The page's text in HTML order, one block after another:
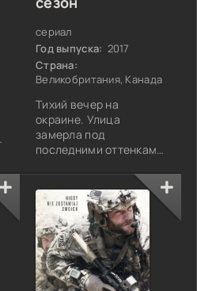
сериал
Год выпуска: 2017
Страна:
Великобритания, Канада
Тихий вечер на
окраине. Улица
замерла под
последними оттенками
Одиннадцатилетний
Джейкоб, лениво
пинающий камешки,
замечает, как
соседская старушка
бросает на него
загадочный взгляд.
Через секунду она